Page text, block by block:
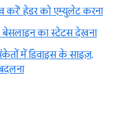
करें' हेडर को एम्युलेट करना
बेसलाइन का स्टेटस देखना
में डिवाइस के साइज़,